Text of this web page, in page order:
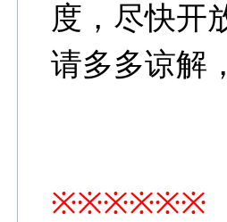
度，尽快开
请多多谅解
※※※※※※